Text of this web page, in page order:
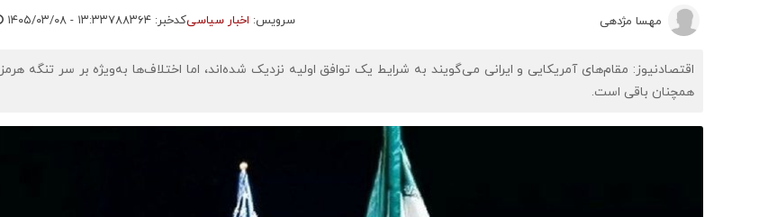
مهسا مژدهی سرویس: اخبار سیاسیکدخبر: ۷۸۸۳۶۴ ۱۴۰۵/۰۳/۰۸ - ۱۳:۳۳
اقتصادنیوز: مقام‌های آمریکایی و ایرانی می‌گویند به شرایط یک توافق اولیه نزدیک شده‌اند، اما اختلاف‌ها به‌ویژه بر سر تنگه هرمز
همچنان باقی است.